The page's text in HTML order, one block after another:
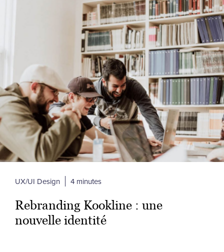
UX/UI Design 4 minutes
Rebranding Kookline : une
nouvelle identité